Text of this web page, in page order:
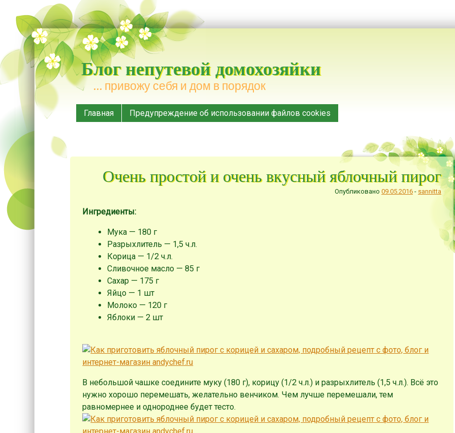
Блог непутевой домохозяйки
… привожу себя и дом в порядок
Меню
Наверх
Главная Предупреждение об использовании файлов cookies
Очень простой и очень вкусный яблочный пирог
Опубликовано09.05.2016 - sannitta
Ингредиенты:
Мука — 180 г
Разрыхлитель — 1,5 ч.л.
Корица — 1/2 ч.л.
Сливочное масло — 85 г
Сахар — 175 г
Яйцо — 1 шт
Молоко — 120 г
Яблоки — 2 шт
В небольшой чашке соедините муку (180 г), корицу (1/2 ч.л.) и разрыхлитель (1,5 ч.л.). Всё это
нужно хорошо перемешать, желательно венчиком. Чем лучше перемешали, тем
равномернее и однороднее будет тесто.